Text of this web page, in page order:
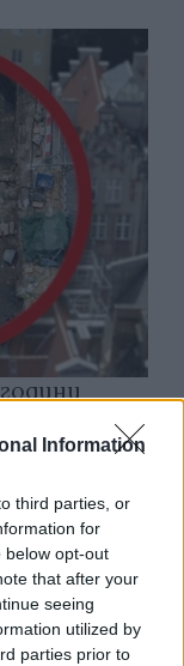
Information
third parties, or
for
below opt-out
that after your
seeing
utilized by
parties prior to